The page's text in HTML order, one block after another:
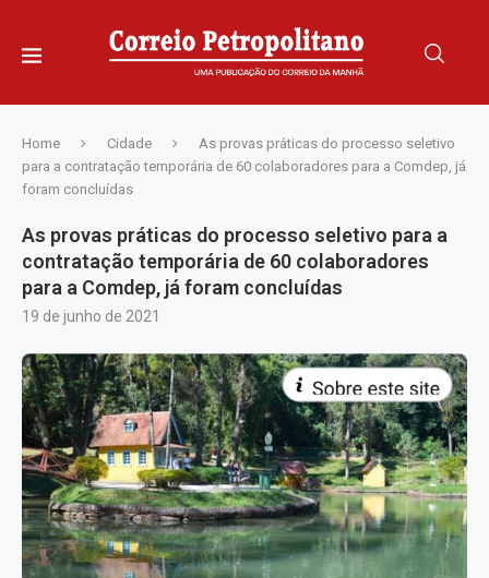
Home Cidade
As provas práticas do processo seletivo
para a contratação temporária de 60 colaboradores para a Comdep, já
foram concluídas
As provas práticas do processo seletivo para a
contratação temporária de 60 colaboradores
para a Comdep, já foram concluídas
19 de junho de 2021